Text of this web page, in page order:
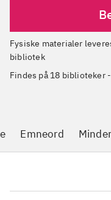
Fysiske materialer leveres til dit lokale
bibliotek
Findes på 18 biblioteker
Emneord